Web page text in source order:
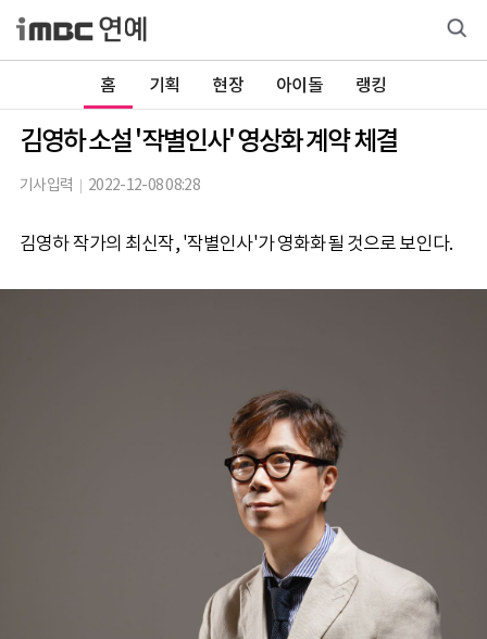
홈 기획 현장 아이돌 랭킹
김영하 소설 '작별인사' 영상화 계약 체결
기사입력 2022-12-08 08:28
김영하 작가의 최신작, '작별인사'가 영화화될 것으로 보인다.